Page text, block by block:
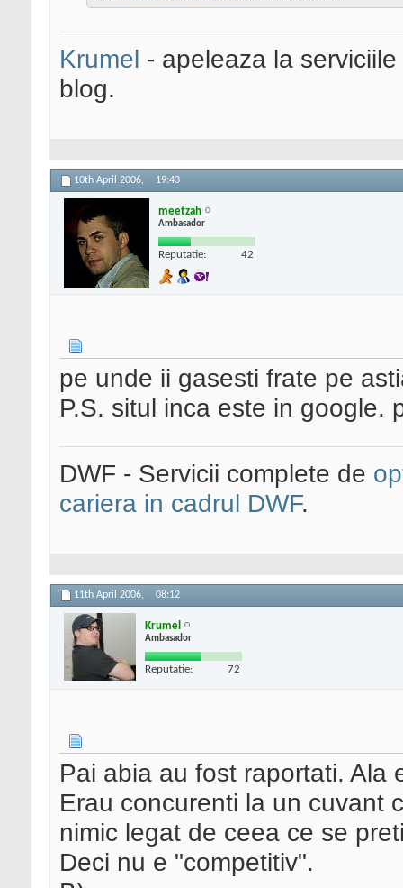
Krumel - apeleaza la
blog.
10th April 2006, 19:43
meetzah
Ambasador
Reputatie: 42
pe unde ii gasesti frate pe
P.S. situl inca este in
DWF - Servicii complete de
cariera in cadrul DWF.
11th April 2006, 08:12
Krumel
Ambasador
Reputatie: 72
Pai abia au fost raportati. Ala
Erau concurenti la un cuvant
nimic legat de ceea ce se
Deci nu e "competitiv".